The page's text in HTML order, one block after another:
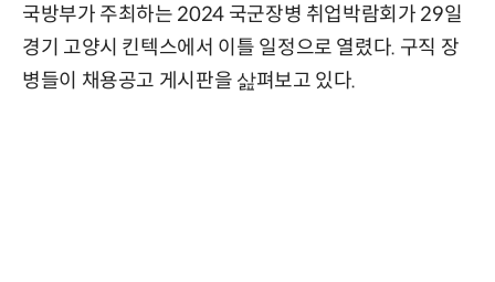
국방부가 주최하는 2024 국군장병 취업박람회가 29일
경기 고양시 킨텍스에서 이틀 일정으로 열렸다. 구직 장
병들이 채용공고 게시판을 삺펴보고 있다.